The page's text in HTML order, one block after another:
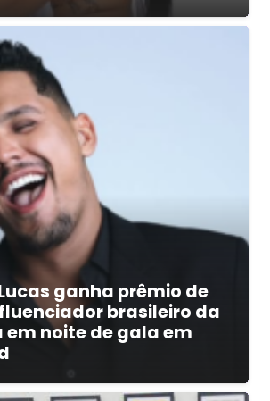
ganha prêmio de
brasileiro da
em noite de gala em